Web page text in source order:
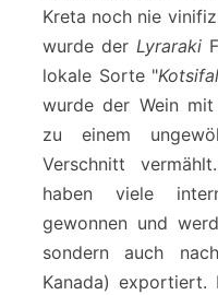
Kreta noch nie
wurde der Lyraraki
lokale Sorte "
wurde der Wein
zu einem
Verschnitt
haben viele
gewonnen und
sondern auch
Kanada)